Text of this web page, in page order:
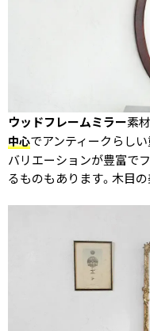
ウッドフレームミラー素
中心でアンティークらし
バリエーションが豊富で
るものもあります。木目